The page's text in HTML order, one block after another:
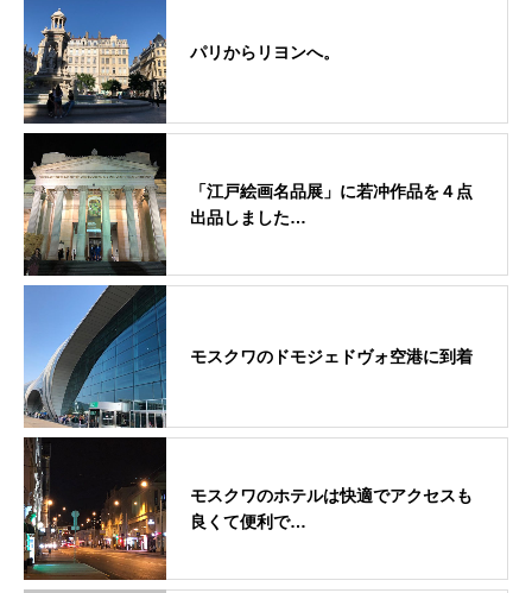
パリからリヨンへ。
「江戸絵画名品展」に若冲作品を４点
出品しました…
モスクワのドモジェドヴォ空港に到着
モスクワのホテルは快適でアクセスも
良くて便利で…